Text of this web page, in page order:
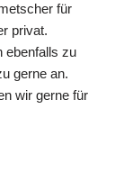
für
privat.
ebenfalls zu
gerne an.
wir gerne für